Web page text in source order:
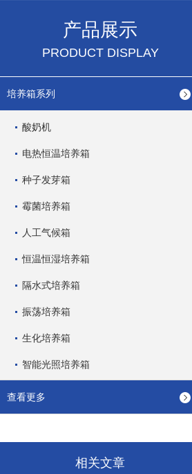
产品展示
PRODUCT DISPLAY
培养箱系列
酸奶机
电热恒温培养箱
种子发芽箱
霉菌培养箱
人工气候箱
恒温恒湿培养箱
隔水式培养箱
振荡培养箱
生化培养箱
智能光照培养箱
查看更多
相关文章